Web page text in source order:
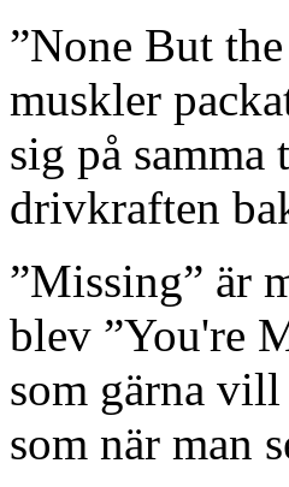
”None But
muskler
sig på
drivkraften
”Missing” är
blev ”You're
som gärna
som när man